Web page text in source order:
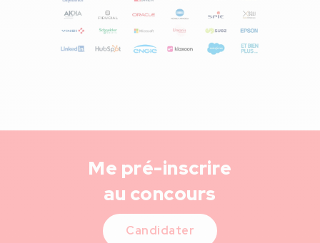
Me pré-inscrire
au concours
Candidater